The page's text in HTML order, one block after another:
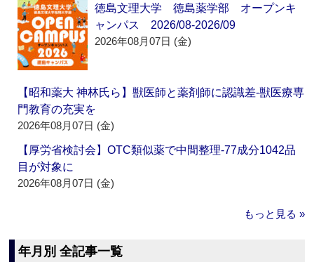
徳島文理大学 徳島薬学部 オープンキ
ャンパス 2026/08-2026/09
2026年08月07日 (金)
【昭和薬大 神林氏ら】獣医師と薬剤師に認識差‐獣医療専
門教育の充実を
2026年08月07日 (金)
【厚労省検討会】OTC類似薬で中間整理‐77成分1042品
目が対象に
2026年08月07日 (金)
もっと見る »
年月別 全記事一覧